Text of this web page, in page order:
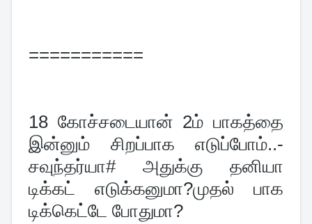
===========
18 கோச்சடையான் 2ம் பாகத்தை
இன்னும் சிறப்பாக எடுப்போம்..-
சவுந்தர்யா# அதுக்கு தனியா
டிக்கட் எடுக்கனுமா?முதல் பாக
டிக்கெட்டே போதுமா?